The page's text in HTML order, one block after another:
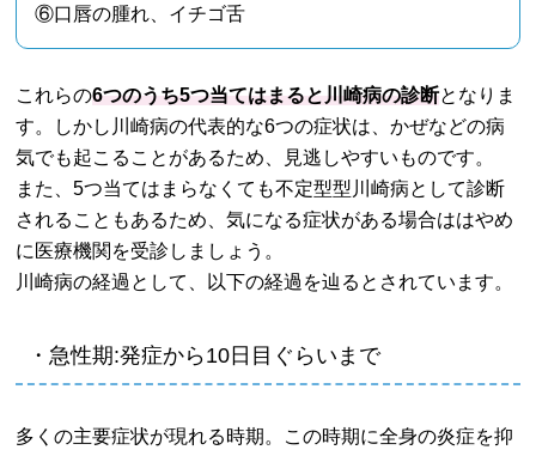
⑥口唇の腫れ、イチゴ舌
これらの6つのうち5つ当てはまると川崎病の診断となりま
す。しかし川崎病の代表的な6つの症状は、かぜなどの病
気でも起こることがあるため、見逃しやすいものです。
また、5つ当てはまらなくても不定型型川崎病として診断
されることもあるため、気になる症状がある場合ははやめ
に医療機関を受診しましょう。
川崎病の経過として、以下の経過を辿るとされています。
・急性期:発症から10日目ぐらいまで
多くの主要症状が現れる時期。この時期に全身の炎症を抑